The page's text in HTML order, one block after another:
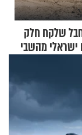
שלקח חלק
מהשבי